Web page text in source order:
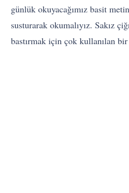
günlük okuyacağımız basit
susturarak okumalıyız. Sakız
bastırmak için çok kullanılan